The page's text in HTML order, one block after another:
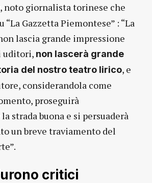
, noto giornalista torinese che
“La Gazzetta Piemontese” : “La
lascia grande impressione
uditori, non lascerà grande
del nostro teatro lirico, e
considerandola come
proseguirà
strada buona e si persuaderà
un breve traviamento del
critici